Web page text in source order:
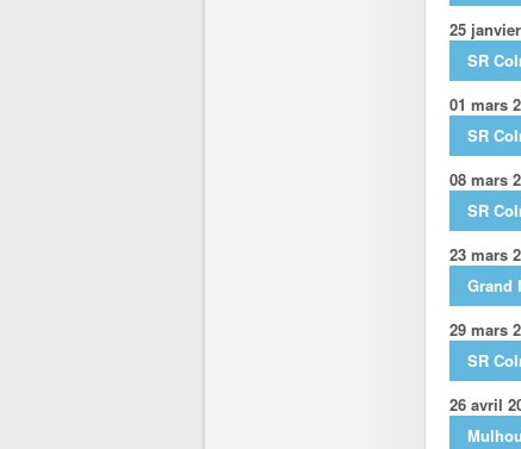
25
SR
01 mars
SR
08 mars
SR
23 mars
Grand
29 mars
SR
26 avril